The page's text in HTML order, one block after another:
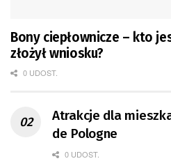
Bony ciepłownicze – kto
złożył wniosku?
0 UDOST.
Atrakcje dla
de Pologne
0 UDOST.